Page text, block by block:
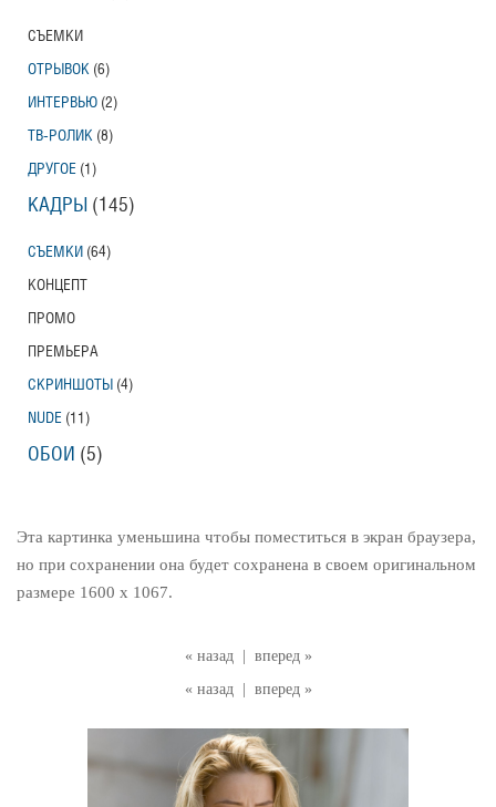
« назад
вперед »
« назад
вперед »
Эта картинка уменьшина чтобы поместиться в экран браузера,
но при сохранении она будет сохранена в своем оригинальном
размере 1600 x 1067.
СЪЕМКИ
ОТРЫВОК (6)
ИНТЕРВЬЮ (2)
ТВ-РОЛИК (8)
ДРУГОЕ (1)
КАДРЫ (145)
СЪЕМКИ (64)
КОНЦЕПТ
ПРОМО
ПРЕМЬЕРА
СКРИНШОТЫ (4)
NUDE (11)
ОБОИ (5)